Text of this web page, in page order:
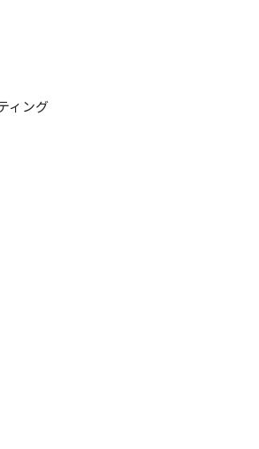
ィング